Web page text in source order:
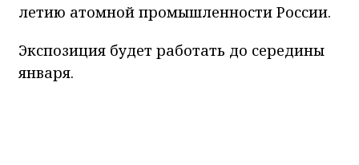
летию атомной промышленности России.
Экспозиция будет работать до середины
января.